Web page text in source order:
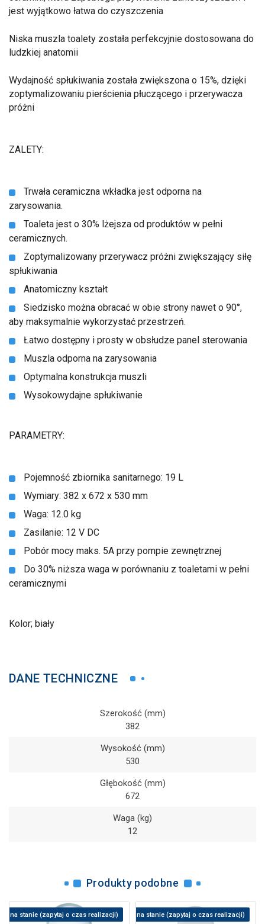
jest wyjątkowo łatwa do czyszczenia
Niska muszla toalety została perfekcyjnie dostosowana do
ludzkiej anatomii
Wydajność spłukiwania została zwiększona o 15%, dzięki
zoptymalizowaniu pierścienia płuczącego i przerywacza
próżni
ZALETY:
Trwała ceramiczna wkładka jest odporna na
zarysowania.
Toaleta jest o 30% lżejsza od produktów w pełni
ceramicznych.
Zoptymalizowany przerywacz próżni zwiększający siłę
spłukiwania
Anatomiczny kształt
Siedzisko można obracać w obie strony nawet o 90°,
aby maksymalnie wykorzystać przestrzeń.
Łatwo dostępny i prosty w obsłudze panel sterowania
Muszla odporna na zarysowania
Optymalna konstrukcja muszli
Wysokowydajne spłukiwanie
PARAMETRY:
Pojemność zbiornika sanitarnego: 19 L
Wymiary: 382 x 672 x 530 mm
Waga: 12.0 kg
Zasilanie: 12 V DC
Pobór mocy maks. 5A przy pompie zewnętrznej
Do 30% niższa waga w porównaniu z toaletami w pełni
ceramicznymi
Kolor; biały
DANE TECHNICZNE
Szerokość (mm)
382
Wysokość (mm)
530
Głębokość (mm)
672
Waga (kg)
12
Produkty podobne
na stanie (zapytaj o czas realizacji) Brak na stanie (zapytaj o czas realizacji)